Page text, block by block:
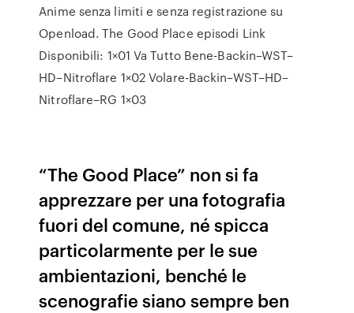
Anime senza limiti e senza registrazione su
Openload. The Good Place episodi Link
Disponibili: 1×01 Va Tutto Bene-Backin–WST–
HD–Nitroflare 1×02 Volare-Backin–WST–HD–
Nitroflare–RG 1×03
“The Good Place” non si fa
apprezzare per una fotografia
fuori del comune, né spicca
particolarmente per le sue
ambientazioni, benché le
scenografie siano sempre ben